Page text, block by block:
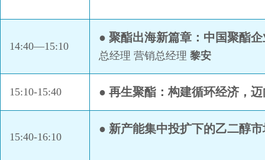
14:40—15:10
● 聚酯出海新篇章：中国聚酯
总经理 营销总经理 黎安
15:10-15:40 ● 再生聚酯：构建循环经济，
15:40-16:10
● 新产能集中投扩下的乙二醇